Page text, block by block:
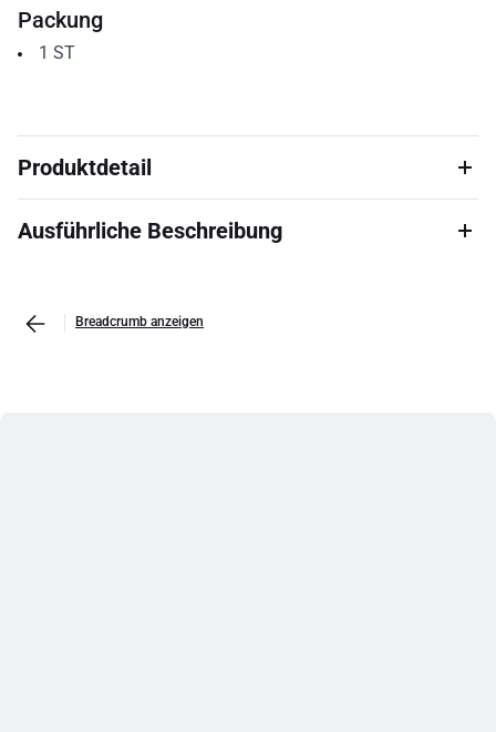
Packung
1 ST
Produktdetail
Ausführliche Beschreibung
Breadcrumb anzeigen